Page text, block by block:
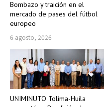
Bombazo y traición en el
mercado de pases del fútbol
europeo
6 agosto, 2026
UNIMINUTO Tolima-Huila